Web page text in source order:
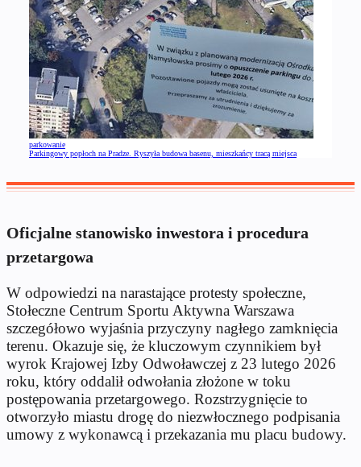
parkowanie
Parkingowy popłoch na Pradze. Ryszyła budowa basenu, mieszkańcy tracą miejsca
Oficjalne stanowisko inwestora i procedura
przetargowa
W odpowiedzi na narastające protesty społeczne,
Stołeczne Centrum Sportu Aktywna Warszawa
szczegółowo wyjaśnia przyczyny nagłego zamknięcia
terenu. Okazuje się, że kluczowym czynnikiem był
wyrok Krajowej Izby Odwoławczej z 23 lutego 2026
roku, który oddalił odwołania złożone w toku
postępowania przetargowego. Rozstrzygnięcie to
otworzyło miastu drogę do niezwłocznego podpisania
umowy z wykonawcą i przekazania mu placu budowy.